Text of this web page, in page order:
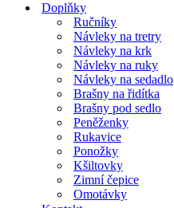
Doplňky
Ručníky
Návleky na tretry
Návleky na krk
Návleky na ruky
Návleky na sedadlo
Brašny na řidítka
Brašny pod sedlo
Peněženky
Rukavice
Ponožky
Kšiltovky
Zimní čepice
Omotávky